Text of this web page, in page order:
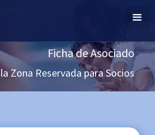
Ficha de Asociado
Zona Reservada para Socios